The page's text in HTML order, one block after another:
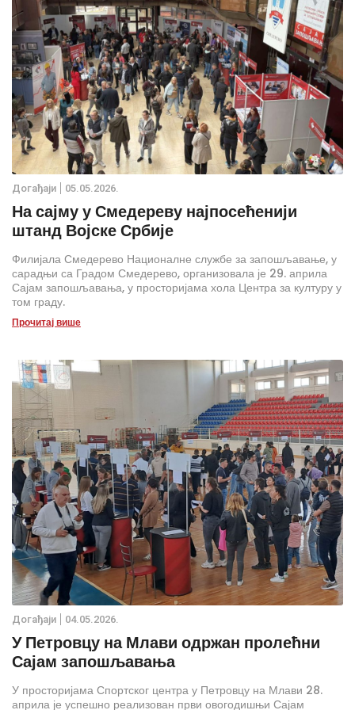
Дoгађаjи 05.05.2026.
На сајму у Смедереву најпосећенији
штанд Војске Србије
Филијала Смедерево Националне службе за запошљавање, у
сарадњи са Градом Смедерево, организовала је 29. априла
Сајам запошљавања, у просторијама хола Центра за културу у
том граду.
Прочитај више
Дoгађаjи 04.05.2026.
У Петровцу на Млави одржан пролећни
Сајам запошљавања
У просторијама Спортског центра у Петровцу на Млави 28.
априла је успешно реализован први овогодишњи Сајам